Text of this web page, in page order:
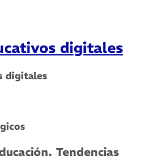
digitales
digitales
Tendencias